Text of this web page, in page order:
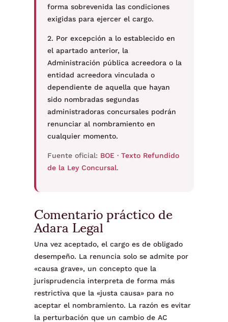
forma sobrevenida las condiciones
exigidas para ejercer el cargo.
2. Por excepción a lo establecido en
el apartado anterior, la
Administración pública acreedora o la
entidad acreedora vinculada o
dependiente de aquella que hayan
sido nombradas segundas
administradoras concursales podrán
renunciar al nombramiento en
cualquier momento.
Fuente oficial: BOE · Texto Refundido
de la Ley Concursal.
Comentario práctico de
Adara Legal
Una vez aceptado, el cargo es de obligado
desempeño. La renuncia solo se admite por
«causa grave», un concepto que la
jurisprudencia interpreta de forma más
restrictiva que la «justa causa» para no
aceptar el nombramiento. La razón es evitar
la perturbación que un cambio de AC